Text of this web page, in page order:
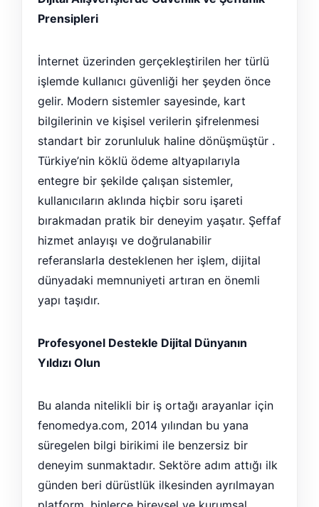
Prensipleri
İnternet üzerinden gerçekleştirilen her türlü
işlemde kullanıcı güvenliği her şeyden önce
gelir. Modern sistemler sayesinde, kart
bilgilerinin ve kişisel verilerin şifrelenmesi
standart bir zorunluluk haline dönüşmüştür .
Türkiye’nin köklü ödeme altyapılarıyla
entegre bir şekilde çalışan sistemler,
kullanıcıların aklında hiçbir soru işareti
bırakmadan pratik bir deneyim yaşatır. Şeffaf
hizmet anlayışı ve doğrulanabilir
referanslarla desteklenen her işlem, dijital
dünyadaki memnuniyeti artıran en önemli
yapı taşıdır.
Profesyonel Destekle Dijital Dünyanın
Yıldızı Olun
Bu alanda nitelikli bir iş ortağı arayanlar için
fenomedya.com, 2014 yılından bu yana
süregelen bilgi birikimi ile benzersiz bir
deneyim sunmaktadır. Sektöre adım attığı ilk
günden beri dürüstlük ilkesinden ayrılmayan